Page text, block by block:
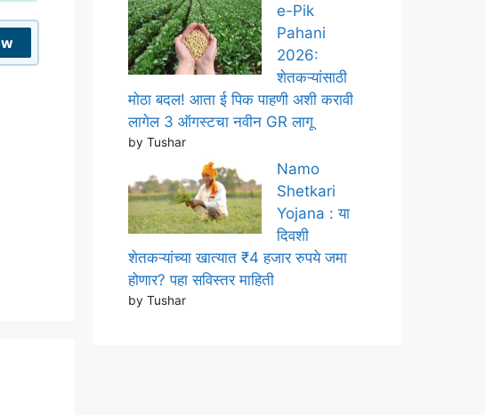
e-Pik
Pahani
2026:
शेतकऱ्यांसाठी
मोठा बदल! आता ई पिक पाहणी अशी करावी
लागेल 3 ऑगस्टचा नवीन GR लागू
by Tushar
Namo
Shetkari
Yojana : या
दिवशी
शेतकऱ्यांच्या खात्यात ₹4 हजार रुपये जमा
होणार? पहा सविस्तर माहिती
by Tushar